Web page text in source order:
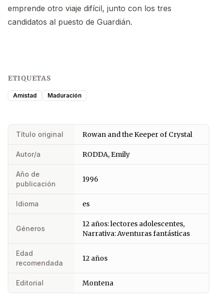
emprende otro viaje difícil, junto con los tres
candidatos al puesto de Guardián.
ETIQUETAS
Amistad Maduración
Título original Rowan and the Keeper of Crystal
Autor/a RODDA, Emily
Año de
publicación
1996
Idioma es
Géneros
12 años: lectores adolescentes,
Narrativa: Aventuras fantásticas
Edad
recomendada
12 años
Editorial Montena